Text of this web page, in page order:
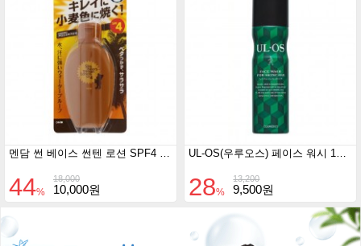
18,000
44% 10,000원
13,200
28% 9,500원